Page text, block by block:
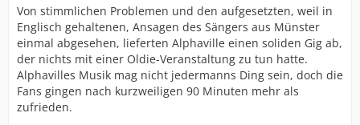
Von stimmlichen Problemen und den aufgesetzten, weil in
Englisch gehaltenen, Ansagen des Sängers aus Münster
einmal abgesehen, lieferten Alphaville einen soliden Gig ab,
der nichts mit einer Oldie-Veranstaltung zu tun hatte.
Alphavilles Musik mag nicht jedermanns Ding sein, doch die
Fans gingen nach kurzweiligen 90 Minuten mehr als
zufrieden.